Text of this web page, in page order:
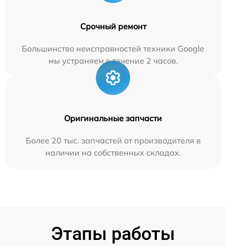
Срочный ремонт
Большинство неисправностей техники Google
мы устраняем в течение 2 часов.
Оригинальные запчасти
Более 20 тыс. запчастей от производителя в
наличии на собственных складах.
Этапы работы